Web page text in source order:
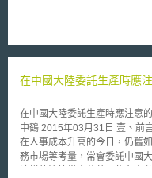
後，若他國政府確實對歐盟成
interventionist measures），
慮採行干涉措施（
進入歐盟市場與投標政府採購
之關稅等，以阻止該特定國家
在中國大陸委託生產時應
在中國大陸委託生產時應注意的智財風險 科技法律研
中鶴 2015年03月31日 壹、前言 中國大陸向來有世界工廠之稱，即使
在人事成本升高的今日，仍舊
務市場等考量，常會委託中國